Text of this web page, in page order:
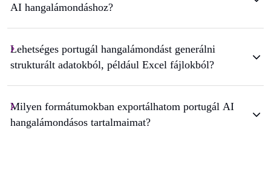
AI hangalámondáshoz?
Lehetséges portugál hangalámondást generálni
strukturált adatokból, például Excel fájlokból?
Milyen formátumokban exportálhatom portugál AI
hangalámondásos tartalmaimat?